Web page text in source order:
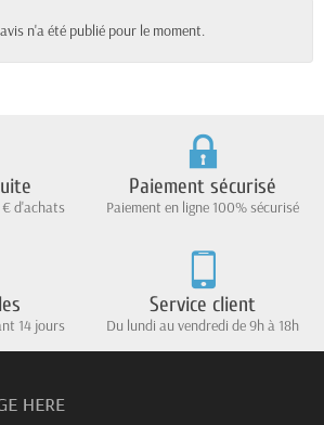
n'a été publié pour le moment.
d'achats
Paiement sécurisé
Paiement en ligne 100% sécurisé
14 jours
Service client
Du lundi au vendredi de 9h à 18h